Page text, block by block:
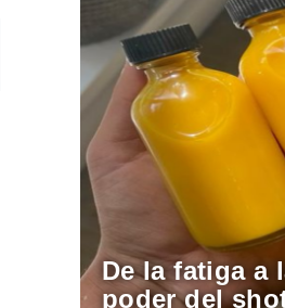
De la fatiga a
poder del